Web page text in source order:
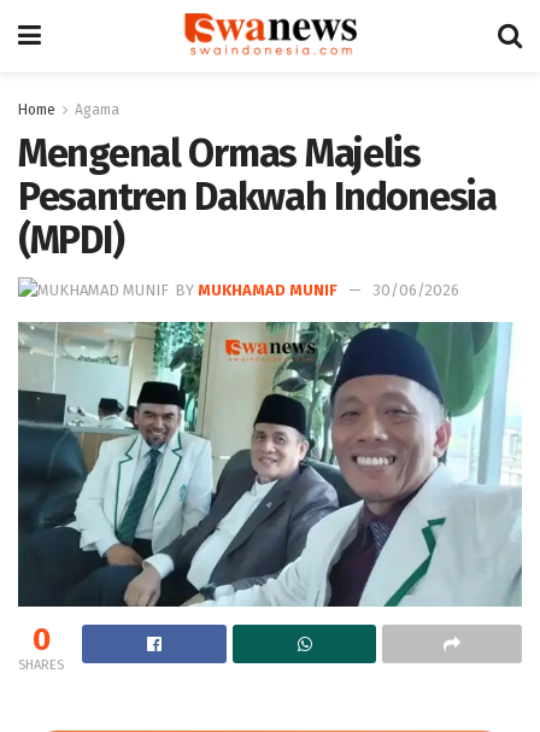
Home Agama
Mengenal Ormas Majelis
Pesantren Dakwah Indonesia
(MPDI)
BY MUKHAMAD MUNIF 30/06/2026
0
SHARES